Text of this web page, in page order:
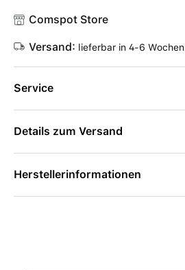
Comspot Store
Versand: lieferbar in 4-6 Wochen
Service
Details zum Versand
Herstellerinformationen